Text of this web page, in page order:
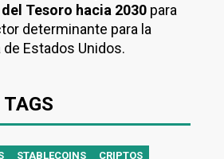
Tesoro hacia 2030 para
determinante para la
Estados Unidos.
TAGS
STABLECOINS CRIPTOS